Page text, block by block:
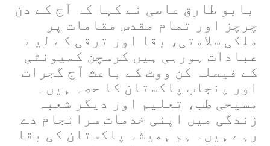
بابو طارق عاصی نے کہا کہ آج کے دن
چرچز اور تمام مقدس مقامات پر
ملکی سلامتی، بقا اور ترقی کے لیے
عبادات ہورہی ہیں کرسچن کمیونٹی
کے فیصلہ کن ووٹ کے باعث آج گجرات
اور پنجاب پاکستان کا حصہ ہیں۔
مسیحی طب، تعلیم اور دیگر شعبہ
زندگی میں اپنی خدمات سرانجام دے
رہے ہیں۔ ہم ہمیشہ پاکستان کی بقا